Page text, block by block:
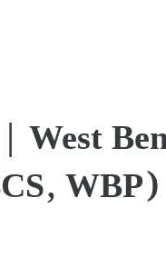
| West
WBP)